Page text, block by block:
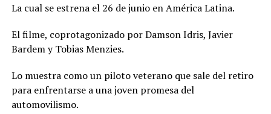
La cual se estrena el 26 de junio en América Latina.
El filme, coprotagonizado por Damson Idris, Javier
Bardem y Tobias Menzies.
Lo muestra como un piloto veterano que sale del retiro
para enfrentarse a una joven promesa del
automovilismo.